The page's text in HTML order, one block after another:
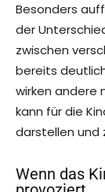
Besonders
der
zwischen
bereits
wirken andere
kann für die
darstellen und
Wenn das